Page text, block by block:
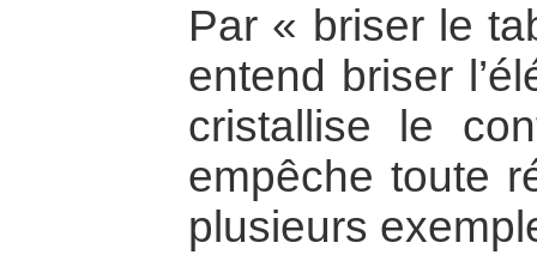
Par « briser le
entend briser
cristallise le
empêche toute
plusieurs